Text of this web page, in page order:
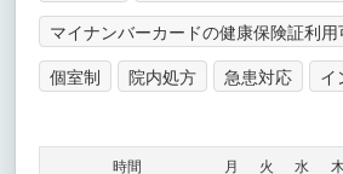
マイナンバーカードの健康保険証利用
個室制
院内処方 急患対応 イ
時間 月 火 水 木